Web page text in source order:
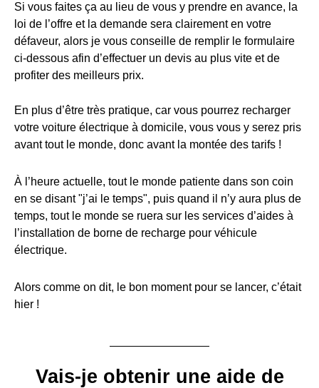
Si vous faites ça au lieu de vous y prendre en avance, la
loi de l’offre et la demande sera clairement en votre
défaveur, alors je vous conseille de remplir le formulaire
ci-dessous afin d’effectuer un devis au plus vite et de
profiter des meilleurs prix.
En plus d’être très pratique, car vous pourrez recharger
votre voiture électrique à domicile, vous vous y serez pris
avant tout le monde, donc avant la montée des tarifs !
À l’heure actuelle, tout le monde patiente dans son coin
en se disant "j’ai le temps", puis quand il n’y aura plus de
temps, tout le monde se ruera sur les services d’aides à
l’installation de borne de recharge pour véhicule
électrique.
Alors comme on dit, le bon moment pour se lancer, c’était
hier !
Vais-je obtenir une aide de